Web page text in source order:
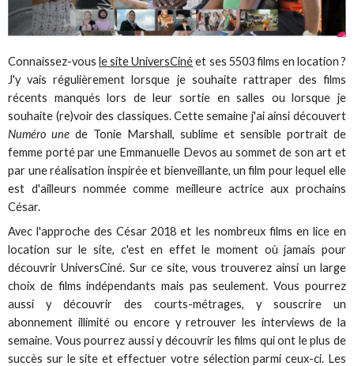
Connaissez-vousle site UniversCinéet ses 5503 films en location ?
J'y vais régulièrement lorsque je souhaite rattraper des films
récents manqués lors de leur sortie en salles ou lorsque je
souhaite (re)voir des classiques. Cette semaine j'ai ainsi découvert
Numéro une de Tonie Marshall, sublime et sensible portrait de
femme porté par une Emmanuelle Devos au sommet de son art et
par une réalisation inspirée et bienveillante, un film pour lequel elle
est d'ailleurs nommée comme meilleure actrice aux prochains
César.
Avec l'approche des César 2018 et les nombreux films en lice en
location sur le site, c'est en effet le moment où jamais pour
découvrir UniversCiné. Sur ce site, vous trouverez ainsi un large
choix de films indépendants mais pas seulement. Vous pourrez
aussi y découvrir des courts-métrages, y souscrire un
abonnement illimité ou encore y retrouver les interviews de la
semaine. Vous pourrez aussi y découvrir les films qui ont le plus de
succès sur le site et effectuer votre sélection parmi ceux-ci. Les